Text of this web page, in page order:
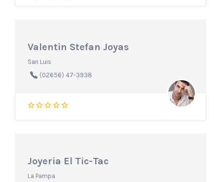
Valentin Stefan Joyas
San Luis
(02656) 47-3938
Joyeria El Tic-Tac
La Pampa